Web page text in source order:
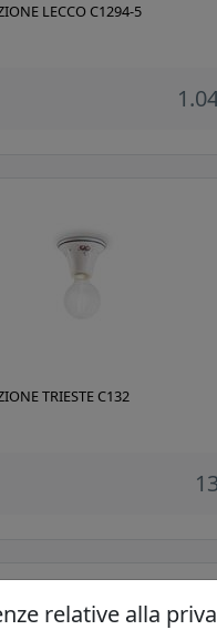
LECCO C1294-5
TRIESTE C132
relative alla